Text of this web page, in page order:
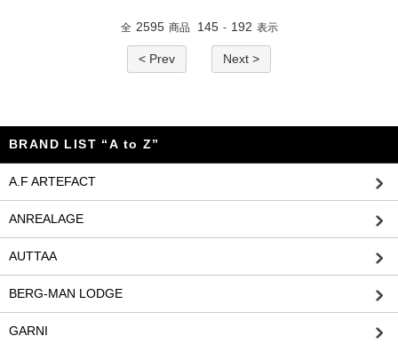
全 2595 商品 145 - 192 表示
< Prev Next >
BRAND LIST “A to Z”
A.F ARTEFACT
ANREALAGE
AUTTAA
BERG-MAN LODGE
GARNI